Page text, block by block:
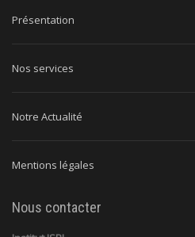
Présentation
Nos services
Notre Actualité
Mentions légales
Nous contacter